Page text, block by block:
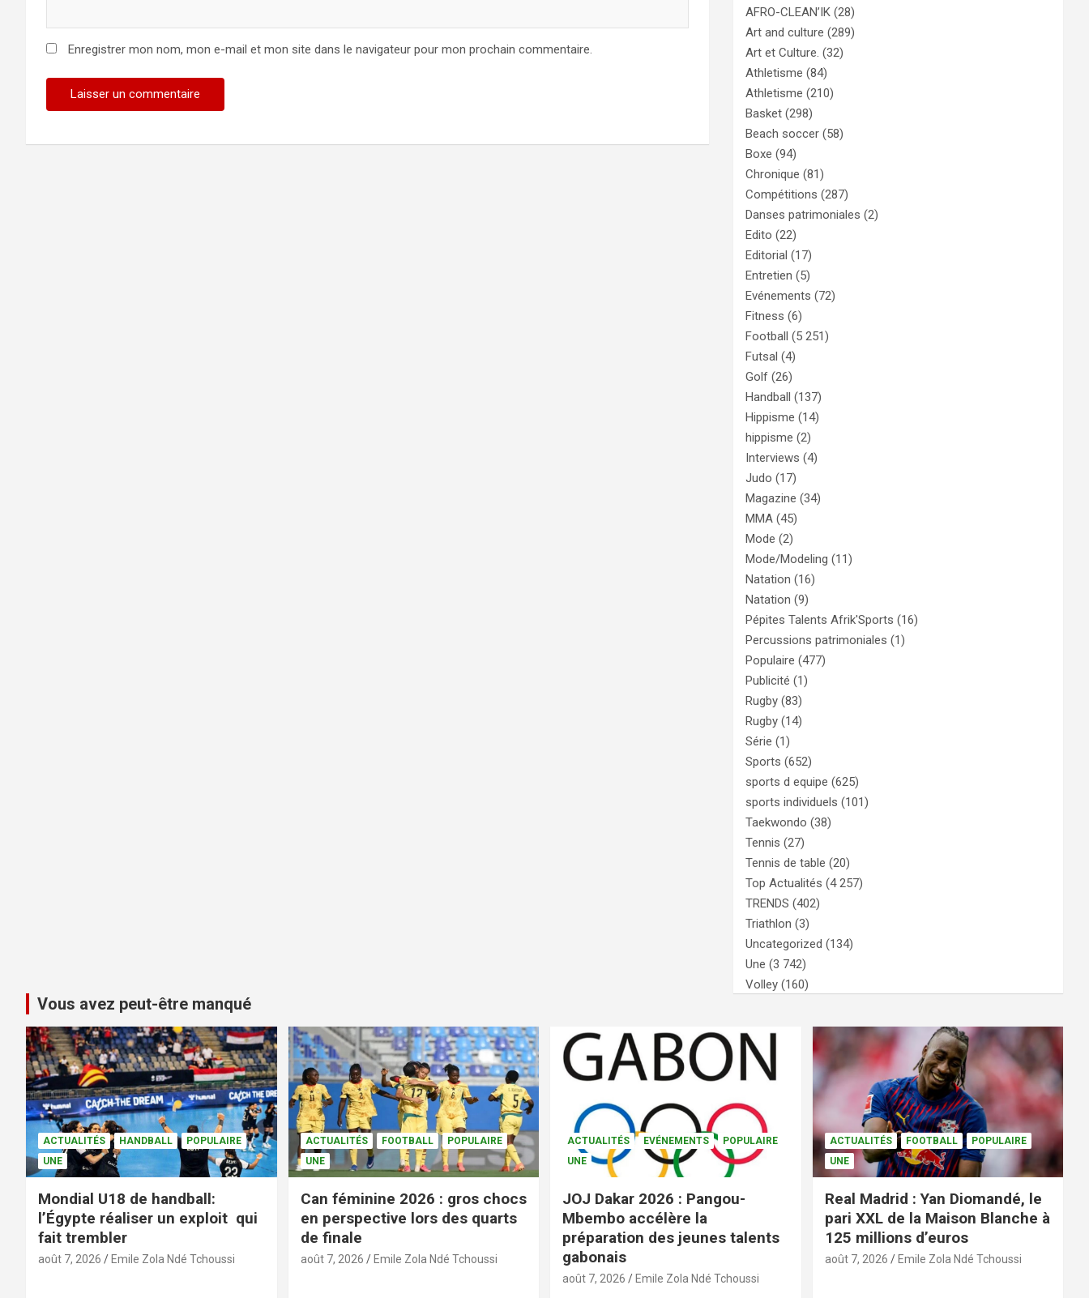
Enregistrer mon nom, mon e-mail et mon site dans le navigateur pour mon prochain commentaire.
AFRO-CLEAN’IK (28)
Art and culture (289)
Art et Culture. (32)
Athletisme (84)
Athletisme (210)
Basket (298)
Beach soccer (58)
Boxe (94)
Chronique (81)
Compétitions (287)
Danses patrimoniales (2)
Edito (22)
Editorial (17)
Entretien (5)
Evénements (72)
Fitness (6)
Football (5 251)
Futsal (4)
Golf (26)
Handball (137)
Hippisme (14)
hippisme (2)
Interviews (4)
Judo (17)
Magazine (34)
MMA (45)
Mode (2)
Mode/Modeling (11)
Natation (16)
Natation (9)
Pépites Talents Afrik'Sports (16)
Percussions patrimoniales (1)
Populaire (477)
Publicité (1)
Rugby (83)
Rugby (14)
Série (1)
Sports (652)
sports d equipe (625)
sports individuels (101)
Taekwondo (38)
Tennis (27)
Tennis de table (20)
Top Actualités (4 257)
TRENDS (402)
Triathlon (3)
Uncategorized (134)
Une (3 742)
Volley (160)
Vous avez peut-être manqué
ACTUALITÉS HANDBALL
POPULAIRE
UNE
Mondial U18 de handball:
l’Égypte réaliser un exploit qui
fait trembler
août 7, 2026 Emile Zola Ndé Tchoussi
ACTUALITÉS FOOTBALL
POPULAIRE
UNE
Can féminine 2026 : gros chocs
en perspective lors des quarts
de finale
août 7, 2026 Emile Zola Ndé Tchoussi
ACTUALITÉS EVÉNEMENTS
POPULAIRE
UNE
JOJ Dakar 2026 : Pangou-
Mbembo accélère la
préparation des jeunes talents
gabonais
août 7, 2026 Emile Zola Ndé Tchoussi
ACTUALITÉS FOOTBALL
POPULAIRE
UNE
Real Madrid : Yan Diomandé, le
pari XXL de la Maison Blanche à
125 millions d’euros
août 7, 2026 Emile Zola Ndé Tchoussi